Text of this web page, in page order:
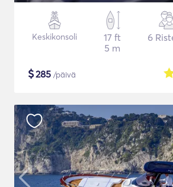
Keskikonsoli
17 ft
5 m
6
$285 /päivä